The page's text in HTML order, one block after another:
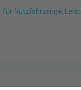
für Nutzfahrzeuge: